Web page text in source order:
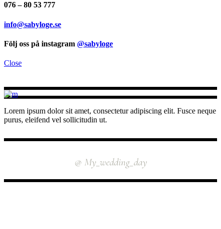
076 – 80 53 777
info@sabyloge.se
Följ oss på instagram @sabyloge
Close
Lorem ipsum dolor sit amet, consectetur adipiscing elit. Fusce neque
purus, eleifend vel sollicitudin ut.
@ My_wedding_day